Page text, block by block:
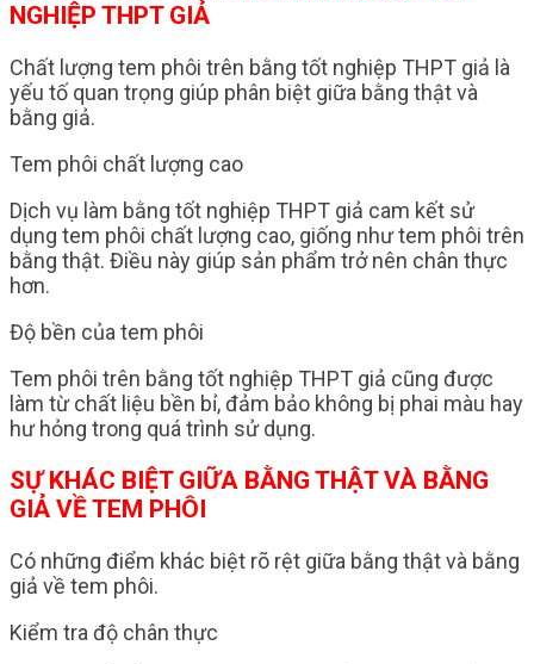
NGHIỆP THPT GIẢ
Chất lượng tem phôi trên bằng tốt nghiệp THPT giả là
yếu tố quan trọng giúp phân biệt giữa bằng thật và
bằng giả.
Tem phôi chất lượng cao
Dịch vụ làm bằng tốt nghiệp THPT giả cam kết sử
dụng tem phôi chất lượng cao, giống như tem phôi trên
bằng thật. Điều này giúp sản phẩm trở nên chân thực
hơn.
Độ bền của tem phôi
Tem phôi trên bằng tốt nghiệp THPT giả cũng được
làm từ chất liệu bền bỉ, đảm bảo không bị phai màu hay
hư hỏng trong quá trình sử dụng.
SỰ KHÁC BIỆT GIỮA BẰNG THẬT VÀ BẰNG
GIẢ VỀ TEM PHÔI
Có những điểm khác biệt rõ rệt giữa bằng thật và bằng
giả về tem phôi.
Kiểm tra độ chân thực